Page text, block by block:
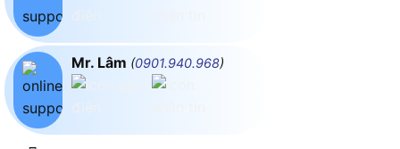
Mr. Lâm (0901.940.968)